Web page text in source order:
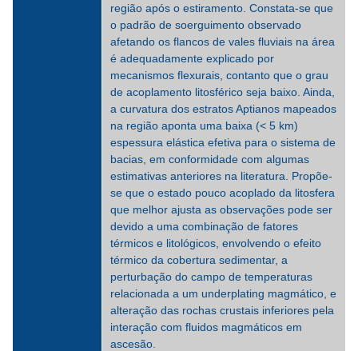
região após o estiramento. Constata-se que
o padrão de soerguimento observado
afetando os flancos de vales fluviais na área
é adequadamente explicado por
mecanismos flexurais, contanto que o grau
de acoplamento litosférico seja baixo. Ainda,
a curvatura dos estratos Aptianos mapeados
na região aponta uma baixa (< 5 km)
espessura elástica efetiva para o sistema de
bacias, em conformidade com algumas
estimativas anteriores na literatura. Propõe-
se que o estado pouco acoplado da litosfera
que melhor ajusta as observações pode ser
devido a uma combinação de fatores
térmicos e litológicos, envolvendo o efeito
térmico da cobertura sedimentar, a
perturbação do campo de temperaturas
relacionada a um underplating magmático, e
alteração das rochas crustais inferiores pela
interação com fluidos magmáticos em
ascesão.